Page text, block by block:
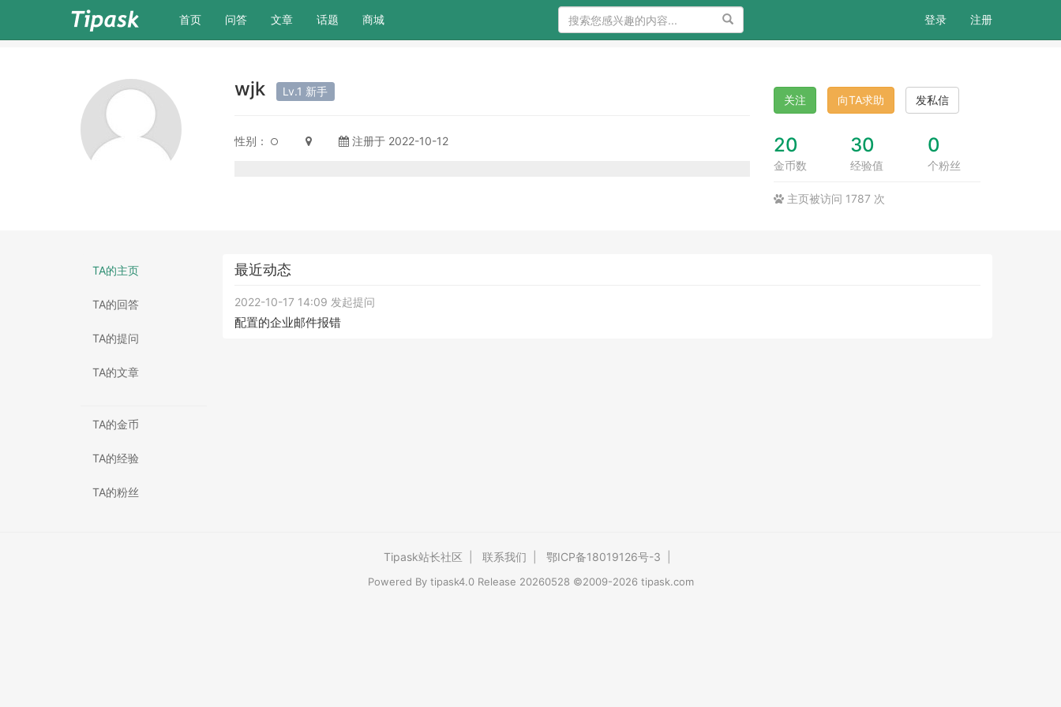
首页(current)
问答 文章 话题 商城 搜索 登录 注册
wjk Lv.1 新手
性别： 注册于 2022-10-12
关注 向TA求助 发私信
20
金币数
30
经验值
0
个粉丝
主页被访问 1787 次
TA的主页
TA的回答
TA的提问
TA的文章
TA的金币
TA的经验
TA的粉丝
最近动态
2022-10-17 14:09 发起提问
配置的企业邮件报错
Tipask站长社区 联系我们 鄂ICP备18019126号-3
Powered By tipask4.0Release 20260528 ©2009-2026 tipask.com